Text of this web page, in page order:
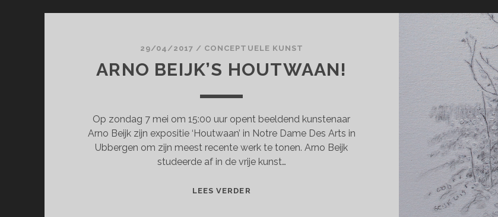
29/04/2017 / CONCEPTUELE KUNST
ARNO BEIJK’S HOUTWAAN!
Op zondag 7 mei om 15:00 uur opent beeldend kunstenaar
Arno Beijk zijn expositie ‘Houtwaan’ in Notre Dame Des Arts in
Ubbergen om zijn meest recente werk te tonen. Arno Beijk
studeerde af in de vrije kunst…
LEES VERDER